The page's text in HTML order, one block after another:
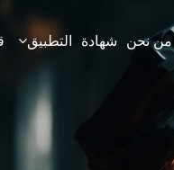
من نحن شهادة التطبيق